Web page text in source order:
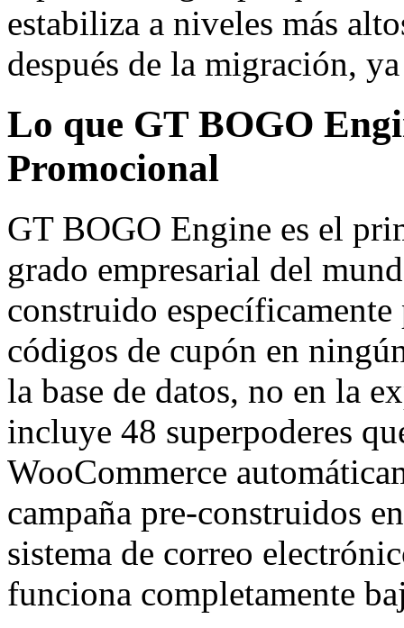
estabiliza a niveles más
después de la migración,
Lo que GT BOGO
Promocional
GT BOGO Engine es el
grado empresarial del
construido
códigos de cupón en
la base de datos, no en la
incluye 48 superpoderes
WooCommerce
campaña pre-construidos
sistema de correo
funciona completamente